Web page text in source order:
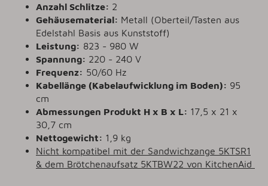
Anzahl Schlitze: 2
Gehäusematerial: Metall (Oberteil/Tasten aus
Edelstahl Basis aus Kunststoff)
Leistung: 823 - 980 W
Spannung: 220 - 240 V
Frequenz: 50/60 Hz
Kabellänge (Kabelaufwicklung im Boden): 95
cm
Abmessungen Produkt H x B x L: 17,5 x 21 x
30,7 cm
Nettogewicht: 1,9 kg
Nicht kompatibel mit der Sandwichzange 5KTSR1
& dem Brötchenaufsatz 5KTBW22 von KitchenAid